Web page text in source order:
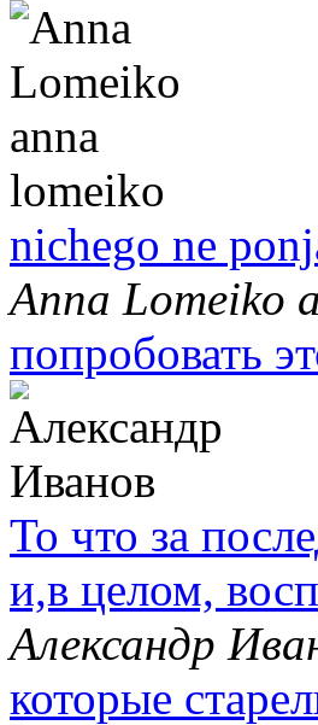
nichego ne
Anna Lomeiko
попробовать
То что за
и,в целом,
Aлександр
которые